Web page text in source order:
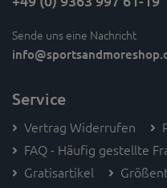
Sende uns eine Nachricht
info
Service
Vertrag Widerrufen
FAQ - Häufig gestellte
Gratisartikel